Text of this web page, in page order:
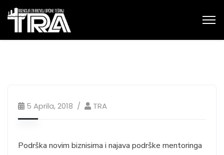
5 Aprila, 2018 TRA
Podrška novim biznisima i najava podrške mentoringa